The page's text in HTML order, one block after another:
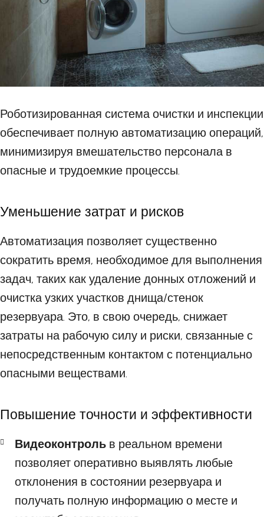
Роботизированная система очистки и инспекции
обеспечивает полную автоматизацию операций,
минимизируя вмешательство персонала в
опасные и трудоемкие процессы.
Уменьшение затрат и рисков
Автоматизация позволяет существенно
сократить время, необходимое для выполнения
задач, таких как удаление донных отложений и
очистка узких участков днища/стенок
резервуара. Это, в свою очередь, снижает
затраты на рабочую силу и риски, связанные с
непосредственным контактом с потенциально
опасными веществами.
Повышение точности и эффективности
Видеоконтроль в реальном времени
позволяет оперативно выявлять любые
отклонения в состоянии резервуара и
получать полную информацию о месте и